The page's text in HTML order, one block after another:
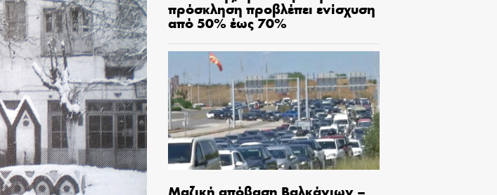
πρόσκληση προβλέπει ενίσχυση
από 50% έως 70%
Μαζική απόβαση Βαλκάνιων –